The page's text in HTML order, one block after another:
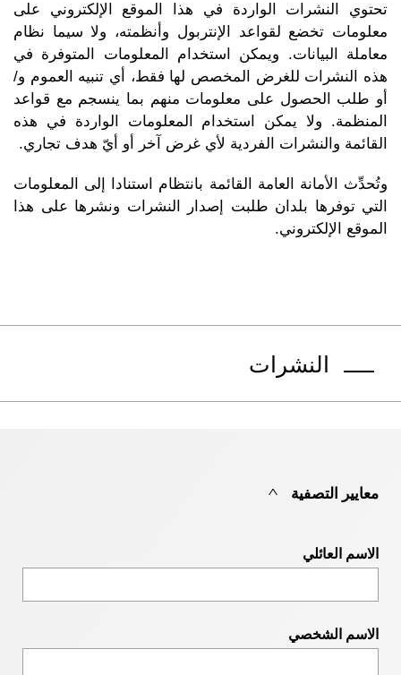
تحتوي النشرات الواردة في هذا الموقع الإلكتروني على
معلومات تخضع لقواعد الإنتربول وأنظمته، ولا سيما نظام
معاملة البيانات. ويمكن استخدام المعلومات المتوفرة في
هذه النشرات للغرض المخصص لها فقط، أي تنبيه العموم و/
أو طلب الحصول على معلومات منهم بما ينسجم مع قواعد
المنظمة. ولا يمكن استخدام المعلومات الواردة في هذه
القائمة والنشرات الفردية لأي غرض آخر أو أيّ هدف تجاري.
وتُحدِّث الأمانة العامة القائمة بانتظام استنادا إلى المعلومات
التي توفرها بلدان طلبت إصدار النشرات ونشرها على هذا
الموقع الإلكتروني.
النشرات
معايير التصفية
الاسم العائلي
الاسم الشخصي